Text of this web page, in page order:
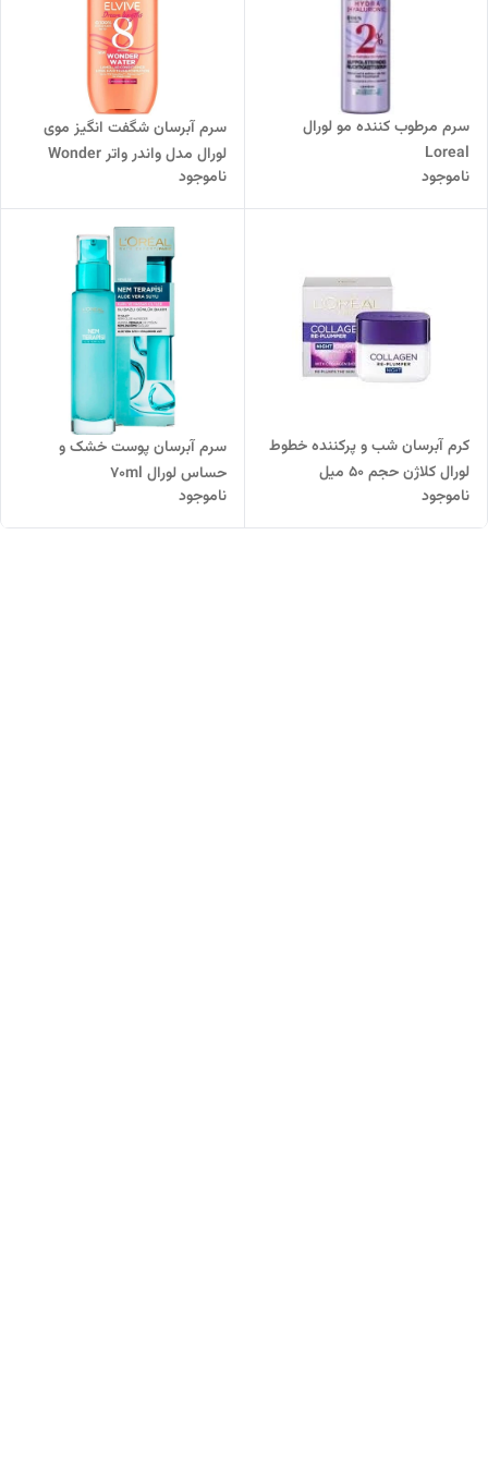
سرم مرطوب کننده مو لورال
Loreal
ناموجود
سرم آبرسان شگفت انگیز موی
لورال مدل واندر واتر Wonder
Water
ناموجود
کرم آبرسان شب و پرکننده خطوط
لورال کلاژن حجم ۵۰ میل
ناموجود
سرم آبرسان پوست خشک و
حساس لورال 70ml
ناموجود